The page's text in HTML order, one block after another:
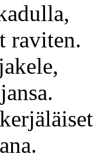
raviten.